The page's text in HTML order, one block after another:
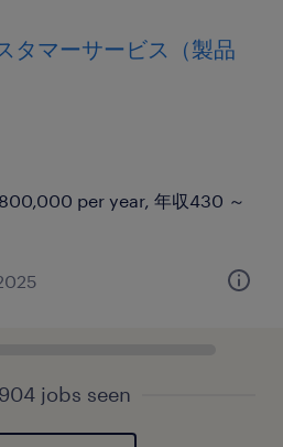
タマーサービス（製品
per year, 年収430 ～
jobs seen